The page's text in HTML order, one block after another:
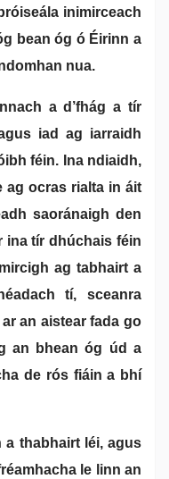
inimirceach
bean óg ó Éirinn a
nua.
a d’fhág a tír
iad ag iarraidh
féin. Ina ndiaidh,
ag ocras rialta in áit
saoránaigh den
ina tír dhúchais féin
ag tabhairt a
tí, sceanra
an aistear fada go
an bhean óg úd a
de rós fiáin a bhí
a thabhairt léi, agus
le linn an